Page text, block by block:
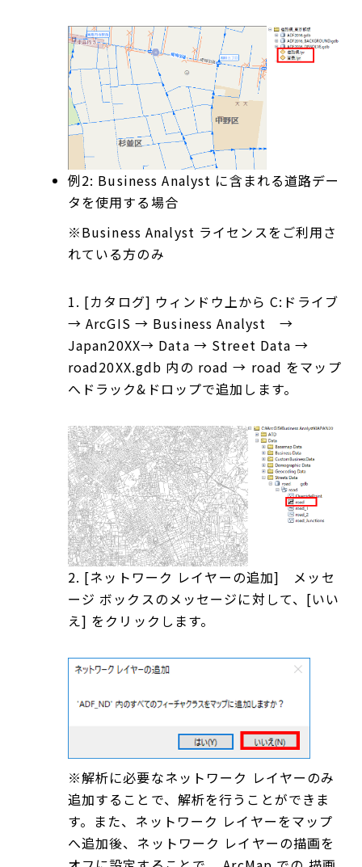
例2: Business Analyst に含まれる道路デー
タを使用する場合
※Business Analyst ライセンスをご利用さ
れている方のみ
1. [カタログ] ウィンドウ上から C:ドライブ
→ ArcGIS → Business Analyst →
Japan20XX→ Data → Street Data →
road20XX.gdb 内の road → road をマップ
へドラック&ドロップで追加します。
2. [ネットワーク レイヤーの追加] メッセ
ージ ボックスのメッセージに対して、[いい
え] をクリックします。
※解析に必要なネットワーク レイヤーのみ
追加することで、解析を行うことができま
す。また、ネットワーク レイヤーをマップ
へ追加後、ネットワーク レイヤーの描画を